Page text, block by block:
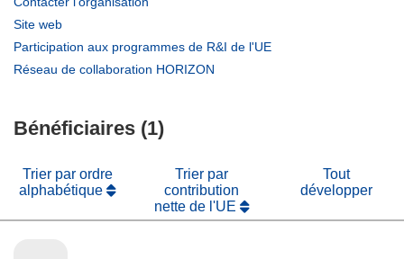
fenêtre)
Site web
dans
une
Participation aux programmes de R&I de l'UE
Réseau de collaboration HORIZON
Bénéficiaires (1)
Trier par ordre
alphabétique
Trier par
contribution
nette de l'UE
Tout
développer